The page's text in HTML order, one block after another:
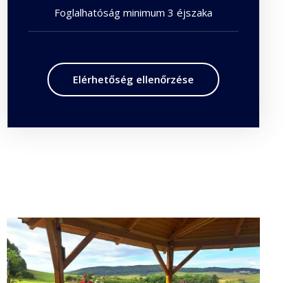
Foglalhatóság minimum 3 éjszaka
Elérhetőség ellenőrzése